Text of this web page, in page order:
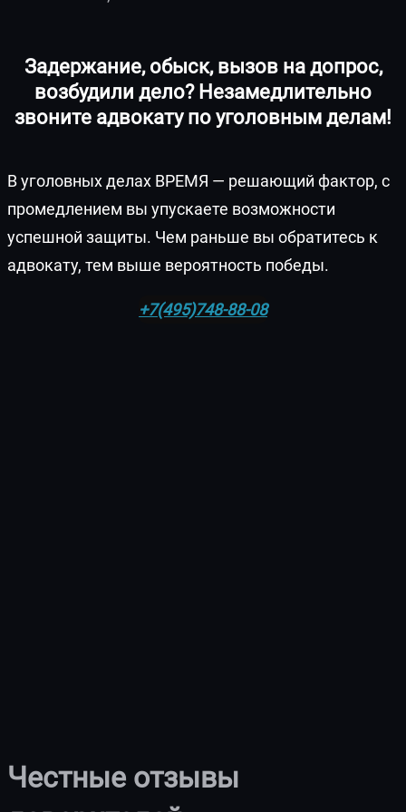
Задержание, обыск, вызов на допрос,
возбудили дело? Незамедлительно
звоните адвокату по уголовным делам!
В уголовных делах ВРЕМЯ — решающий фактор, с
промедлением вы упускаете возможности
успешной защиты. Чем раньше вы обратитесь к
адвокату, тем выше вероятность победы.
+7(495)748-88-08
Честные отзывы